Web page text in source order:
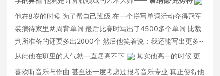
他在8岁的时候 为了帮自己班级 在一个拼写单词活动夺得冠军
装病待家里两周背单词 最后比赛时写出了4500多个单词 比裁
判所准备的还要多出2000个 然后他笑着说：我还能写出更多~
从此他在班里的人气就一直居高不下
其实他高一的时候 更
喜欢听音乐与作曲 甚至还一度考虑过报考音乐专业 真正使得他